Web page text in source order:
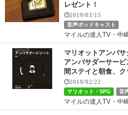
レゼント！
2019/03/15
音声ポッドキャスト
マイルの達人TV・中
マリオットアンバサ
アンバサダーサー
間ステイと朝食、
2019/02/22
マリオット・SPG 音
マイルの達人TV・中